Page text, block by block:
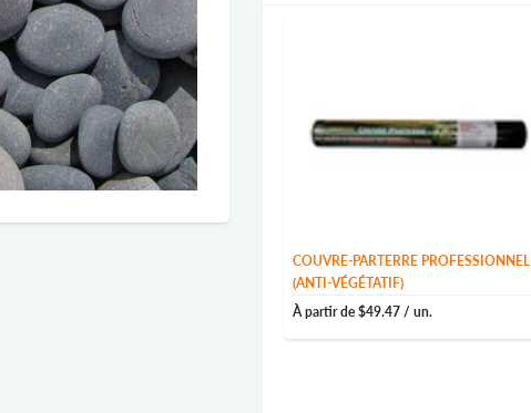
COUVRE-PARTERRE PROFESSIONNEL
(ANTI-VÉGÉTATIF)
À partir de $49.47/ un.